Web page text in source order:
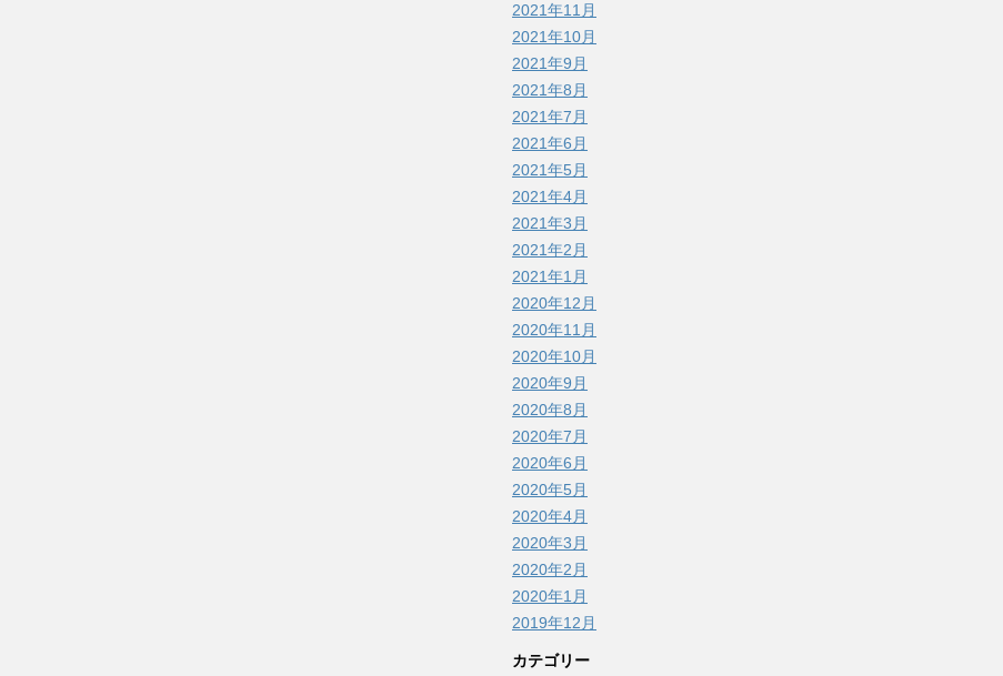
2021年11月
2021年10月
2021年9月
2021年8月
2021年7月
2021年6月
2021年5月
2021年4月
2021年3月
2021年2月
2021年1月
2020年12月
2020年11月
2020年10月
2020年9月
2020年8月
2020年7月
2020年6月
2020年5月
2020年4月
2020年3月
2020年2月
2020年1月
2019年12月
カテゴリー